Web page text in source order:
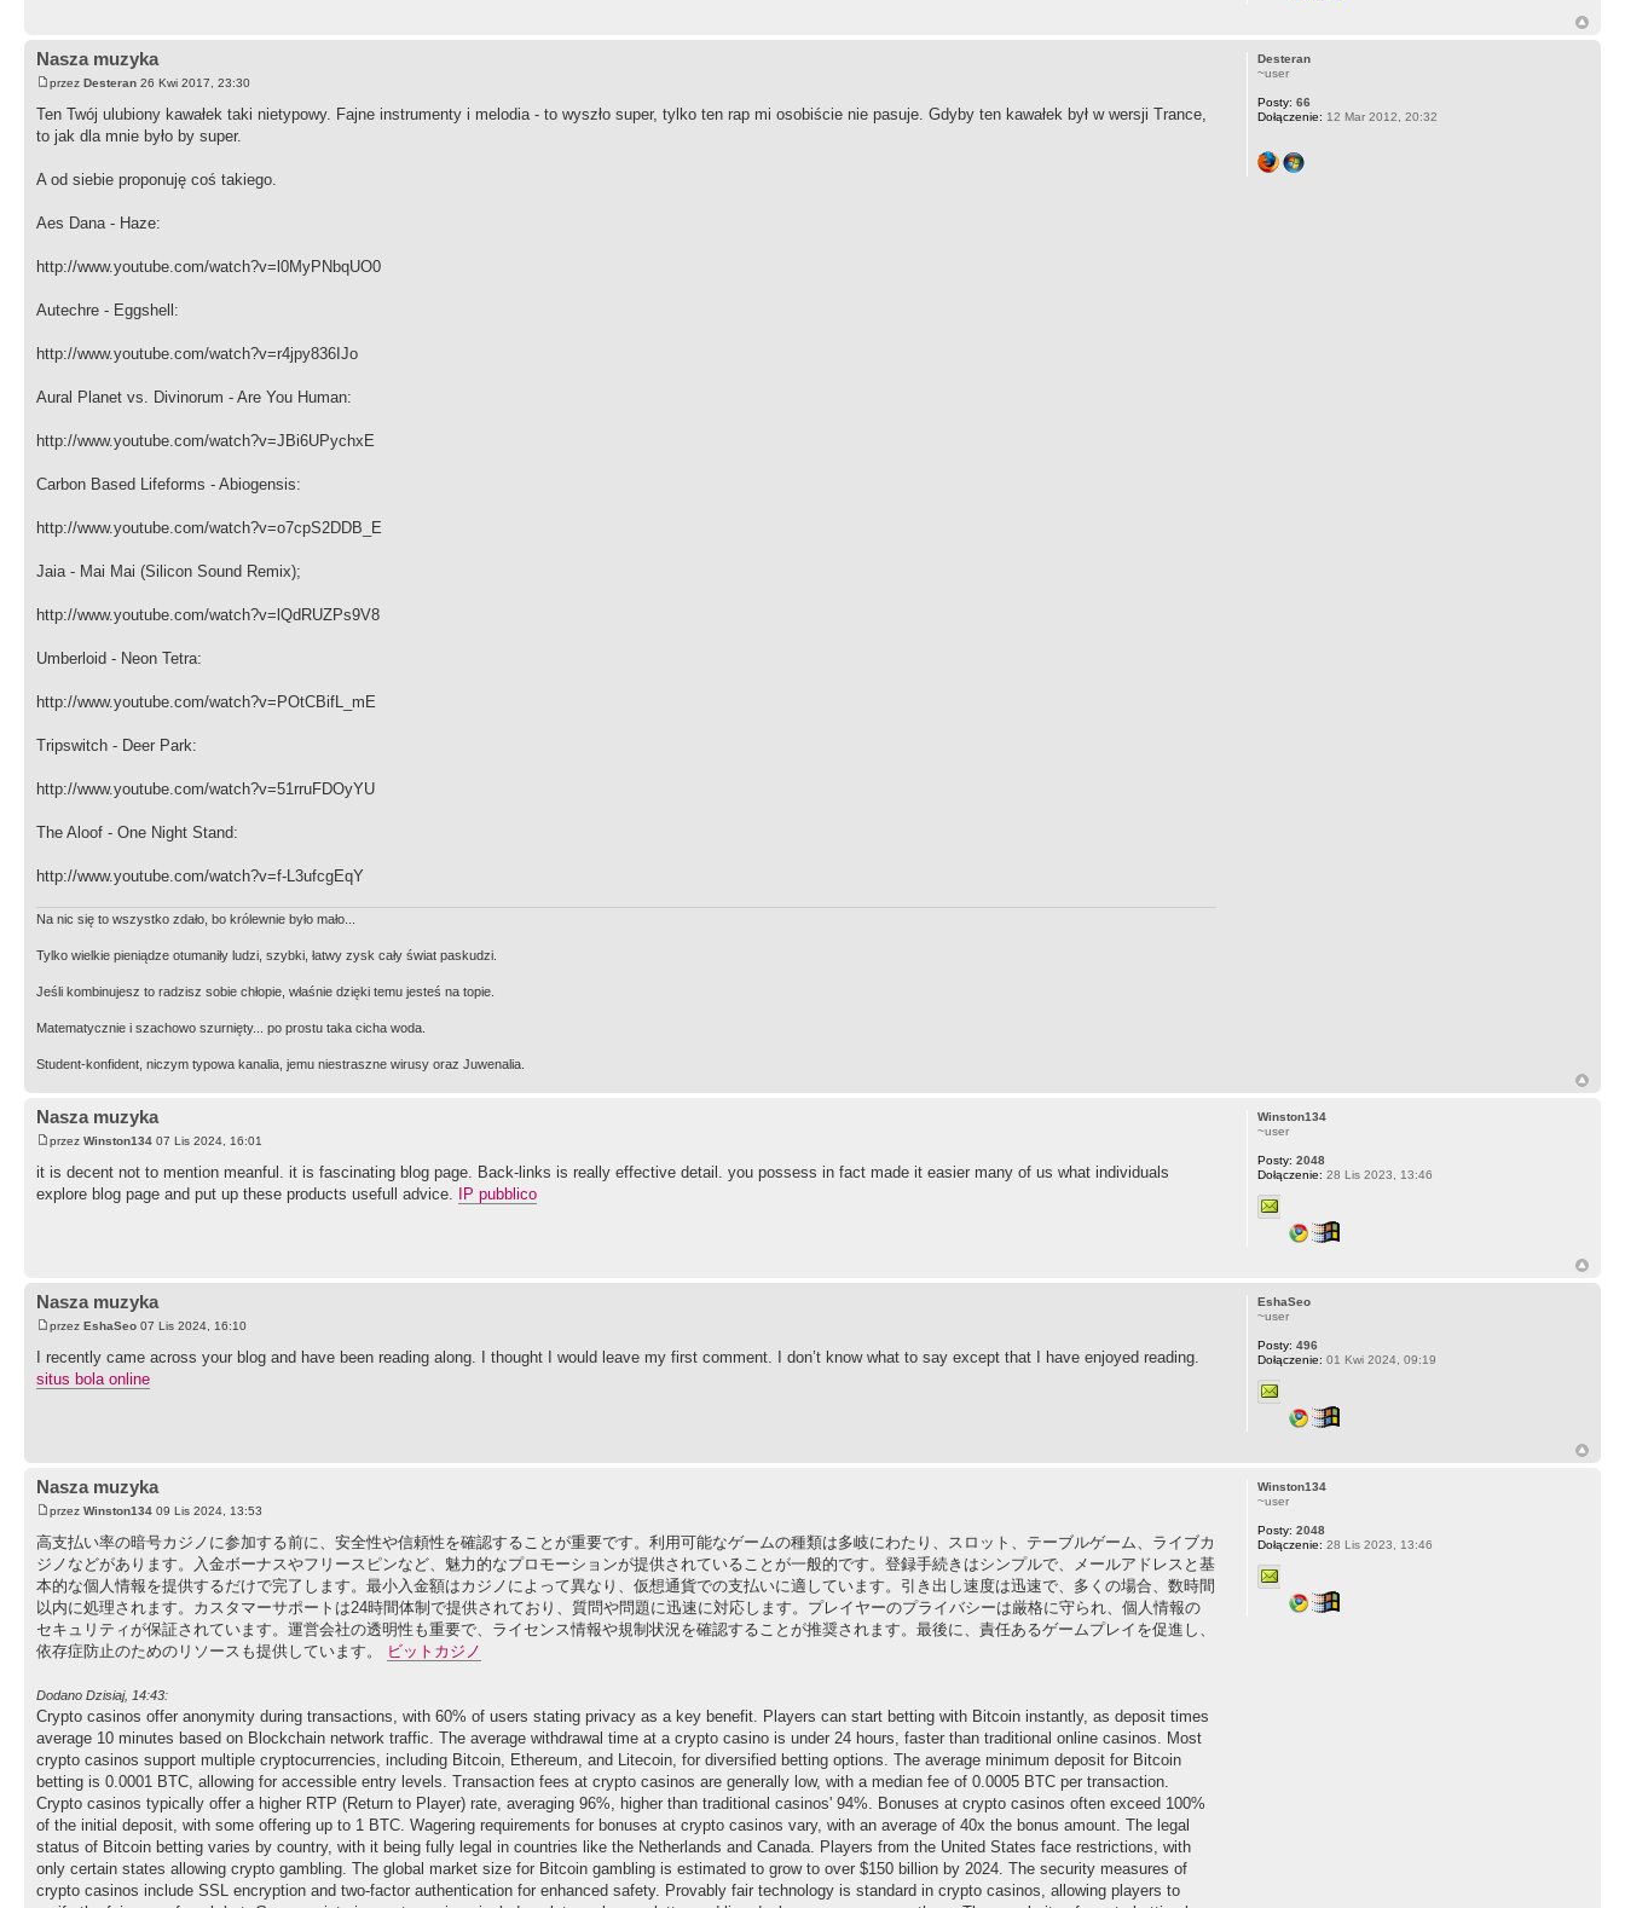
Nasza muzyka
przez Desteran 26 Kwi 2017, 23:30
Ten Twój ulubiony kawałek taki nietypowy. Fajne instrumenty i melodia - to wyszło super, tylko ten rap mi osobiście nie pasuje. Gdyby ten kawałek był w wersji Trance,
to jak dla mnie było by super.
A od siebie proponuję coś takiego.
Aes Dana - Haze:
http://www.youtube.com/watch?v=l0MyPNbqUO0
Autechre - Eggshell:
http://www.youtube.com/watch?v=r4jpy836IJo
Aural Planet vs. Divinorum - Are You Human:
http://www.youtube.com/watch?v=JBi6UPychxE
Carbon Based Lifeforms - Abiogensis:
http://www.youtube.com/watch?v=o7cpS2DDB_E
Jaia - Mai Mai (Silicon Sound Remix);
http://www.youtube.com/watch?v=lQdRUZPs9V8
Umberloid - Neon Tetra:
http://www.youtube.com/watch?v=POtCBifL_mE
Tripswitch - Deer Park:
http://www.youtube.com/watch?v=51rruFDOyYU
The Aloof - One Night Stand:
http://www.youtube.com/watch?v=f-L3ufcgEqY
Na nic się to wszystko zdało, bo królewnie było mało...
Tylko wielkie pieniądze otumaniły ludzi, szybki, łatwy zysk cały świat paskudzi.
Jeśli kombinujesz to radzisz sobie chłopie, właśnie dzięki temu jesteś na topie.
Matematycznie i szachowo szurnięty... po prostu taka cicha woda.
Student-konfident, niczym typowa kanalia, jemu niestraszne wirusy oraz Juwenalia.
Desteran
~user
Posty: 66
Dołączenie: 12 Mar 2012, 20:32
Nasza muzyka
przez Winston134 07 Lis 2024, 16:01
it is decent not to mention meanful. it is fascinating blog page. Back-links is really effective detail. you possess in fact made it easier many of us what individuals
explore blog page and put up these products usefull advice.
IP pubblico
Winston134
~user
Posty: 2048
Dołączenie: 28 Lis 2023, 13:46
Nasza muzyka
przez EshaSeo 07 Lis 2024, 16:10
I recently came across your blog and have been reading along. I thought I would leave my first comment. I don’t know what to say except that I have enjoyed reading.
situs bola online
EshaSeo
~user
Posty: 496
Dołączenie: 01 Kwi 2024, 09:19
Nasza muzyka
przez Winston134 09 Lis 2024, 13:53
高支払い率の暗号カジノに参加する前に、安全性や信頼性を確認することが重要です。利用可能なゲームの種類は多岐にわたり、スロット、テーブルゲーム、ライブカ
ジノなどがあります。入金ボーナスやフリースピンなど、魅力的なプロモーションが提供されていることが一般的です。登録手続きはシンプルで、メールアドレスと基
本的な個人情報を提供するだけで完了します。最小入金額はカジノによって異なり、仮想通貨での支払いに適しています。引き出し速度は迅速で、多くの場合、数時間
以内に処理されます。カスタマーサポートは24時間体制で提供されており、質問や問題に迅速に対応します。プレイヤーのプライバシーは厳格に守られ、個人情報の
セキュリティが保証されています。運営会社の透明性も重要で、ライセンス情報や規制状況を確認することが推奨されます。最後に、責任あるゲームプレイを促進し、
依存症防止のためのリソースも提供しています。
ビットカジノ
Dodano Dzisiaj, 14:43:
Crypto casinos offer anonymity during transactions, with 60% of users stating privacy as a key benefit. Players can start betting with Bitcoin instantly, as deposit times
average 10 minutes based on Blockchain network traffic. The average withdrawal time at a crypto casino is under 24 hours, faster than traditional online casinos. Most
crypto casinos support multiple cryptocurrencies, including Bitcoin, Ethereum, and Litecoin, for diversified betting options. The average minimum deposit for Bitcoin
betting is 0.0001 BTC, allowing for accessible entry levels. Transaction fees at crypto casinos are generally low, with a median fee of 0.0005 BTC per transaction.
Crypto casinos typically offer a higher RTP (Return to Player) rate, averaging 96%, higher than traditional casinos' 94%. Bonuses at crypto casinos often exceed 100%
of the initial deposit, with some offering up to 1 BTC. Wagering requirements for bonuses at crypto casinos vary, with an average of 40x the bonus amount. The legal
status of Bitcoin betting varies by country, with it being fully legal in countries like the Netherlands and Canada. Players from the United States face restrictions, with
only certain states allowing crypto gambling. The global market size for Bitcoin gambling is estimated to grow to over $150 billion by 2024. The security measures of
crypto casinos include SSL encryption and two-factor authentication for enhanced safety. Provably fair technology is standard in crypto casinos, allowing players to
Winston134
~user
Posty: 2048
Dołączenie: 28 Lis 2023, 13:46